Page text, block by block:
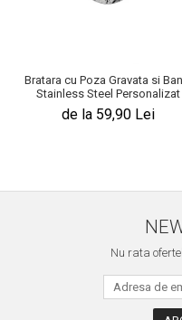
Bratara cu Poza Gravata si
Stainless Steel Personalizat
de la 59,90 Lei
Nu rata